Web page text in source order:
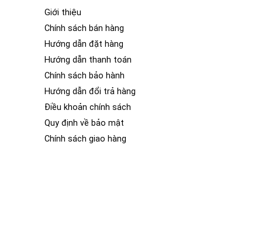
hình lục giác (dày hơn 2-3 lần so với loa siêu
Giới thiệu
Chính sách bán hàng
Hướng dẫn đặt hàng
Hướng dẫn thanh toán
Chính sách bảo hành
Hướng dẫn đổi trả hàng
Điều khoản chính sách
Quy định về bảo mật
Chính sách giao hàng